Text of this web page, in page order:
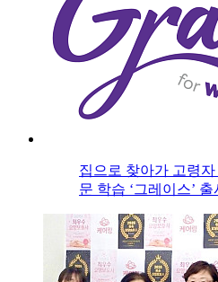
집으로 찾아가 고령
문 학습 ‘그레이스’ 출